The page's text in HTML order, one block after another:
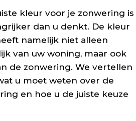
kleur voor je zonwering is
dan u denkt. De kleur
namelijk niet alleen
van uw woning, maar ook
de zonwering. We vertellen
u moet weten over de
en hoe u de juiste keuze